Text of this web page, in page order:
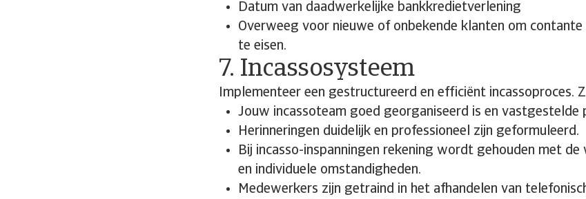
Datum van daadwerkelijke bankkredietverlening
Overweeg voor nieuwe of onbekende klanten om
te eisen.
7. Incassosysteem
Implementeer een gestructureerd en efficiënt incassoproces.
Jouw incassoteam goed georganiseerd is en vastgestelde
Herinneringen duidelijk en professioneel zijn geformuleerd.
Bij incasso-inspanningen rekening wordt gehouden met
en individuele omstandigheden.
Medewerkers zijn getraind in het afhandelen van